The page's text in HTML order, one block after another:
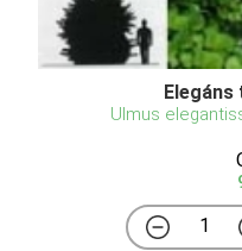
Ulmus